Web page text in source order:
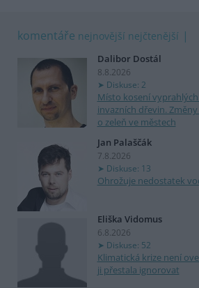
komentáře nejnovější nejčtenější
Dalibor Dostál
8.8.2026
Diskuse: 2
Místo kosení
invazních dřevin.
o zeleň ve městech
Jan Palaščák
7.8.2026
Diskuse: 13
Ohrožuje nedostatek
Eliška Vidomus
6.8.2026
Diskuse: 52
Klimatická krize není
ji přestala ignorovat